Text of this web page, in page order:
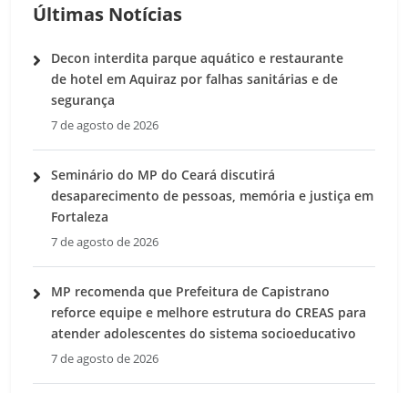
Últimas Notícias
Decon interdita parque aquático e restaurante
de hotel em Aquiraz por falhas sanitárias e de
segurança
7 de agosto de 2026
Seminário do MP do Ceará discutirá
desaparecimento de pessoas, memória e justiça em
Fortaleza
7 de agosto de 2026
MP recomenda que Prefeitura de Capistrano
reforce equipe e melhore estrutura do CREAS para
atender adolescentes do sistema socioeducativo
7 de agosto de 2026